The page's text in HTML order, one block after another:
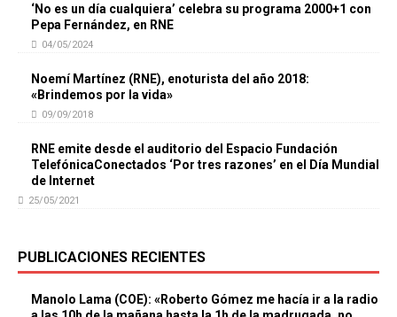
‘No es un día cualquiera’ celebra su programa 2000+1 con
Pepa Fernández, en RNE
04/05/2024
Noemí Martínez (RNE), enoturista del año 2018:
«Brindemos por la vida»
09/09/2018
RNE emite desde el auditorio del Espacio Fundación
TelefónicaConectados ‘Por tres razones’ en el Día Mundial
de Internet
25/05/2021
PUBLICACIONES RECIENTES
Manolo Lama (COE): «Roberto Gómez me hacía ir a la radio